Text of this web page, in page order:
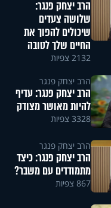
הרב יצחק פנגר:
שלושה צעדים
שיכולים להפוך את
החיים שלך לטובה
2132 צפיות
הרב יצחק פנגר
הרב יצחק פנגר: עדיף
להיות מאושר מצודק
3328 צפיות
הרב יצחק פנגר
הרב יצחק פנגר: כיצד
מתמודדים עם משבר?
867 צפיות